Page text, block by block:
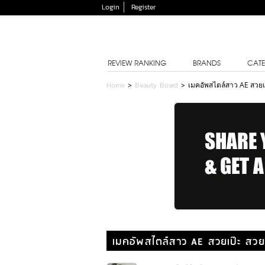
Login Register
REVIEW RANKING BRANDS
Home > Beauty Board > เมคอัพสไตล์สาว AE สว
เมคอัพสไตล์สาว AE สวยเป๊ะ